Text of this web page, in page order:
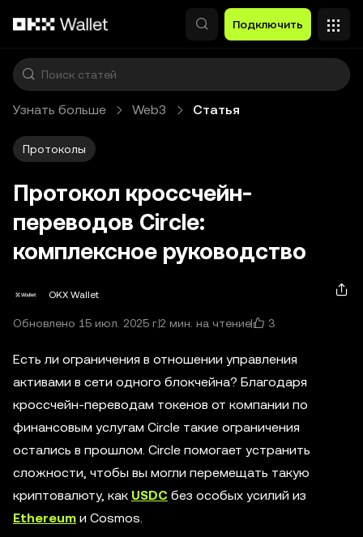
Подключить
Узнать больше Web3 Статья
Протоколы
Протокол кроссчейн-
переводов Circle:
комплексное руководство
OKX Wallet
Обновлено 15 июл. 2025 г. 2 мин. на чтение 3
Есть ли ограничения в отношении управления
активами в сети одного блокчейна? Благодаря
кроссчейн-переводам токенов от компании по
финансовым услугам Circle такие ограничения
остались в прошлом. Circle помогает устранить
сложности, чтобы вы могли перемещать такую
криптовалюту, как USDC без особых усилий из
Ethereum и Cosmos.